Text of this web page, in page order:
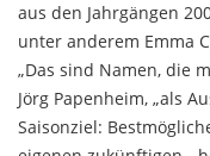
aus den Jahrgängen
unter anderem Emma
„Das sind Namen, die
Jörg Papenheim, „als
Saisonziel: